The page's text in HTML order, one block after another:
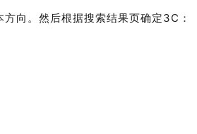
向。然后根据搜索结果页确定3C：